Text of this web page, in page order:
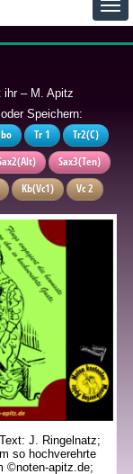
ihr – M. Apitz
Speichern:
Tr 1
Tr2(C)
Sax3(Ten)
Kb(Vc1) Vc 2
J. Ringelnatz;
so hochverehrte
©noten-apitz.de;